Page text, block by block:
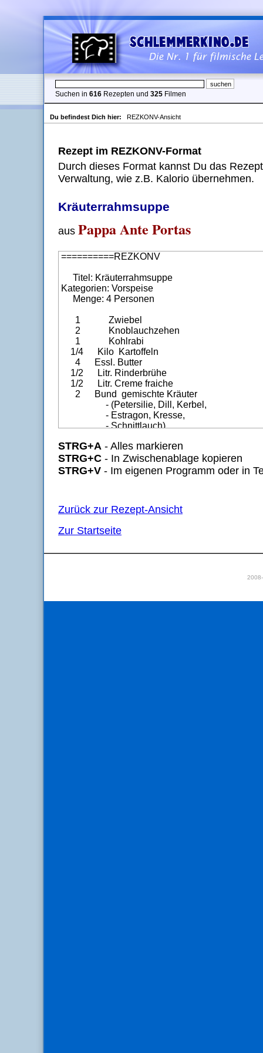
Suchen in 616 Rezepten und 325 Filmen
Du befindest Dich hier: REZKONV-Ansicht
Rezept im REZKONV-Format
Durch dieses Format kannst Du das
Verwaltung, wie z.B. Kalorio übernehmen.
Kräuterrahmsuppe
aus Pappa Ante Portas
STRG+A - Alles markieren
STRG+C - In Zwischenablage kopieren
STRG+V - Im eigenen Programm oder in
Zurück zur Rezept-Ansicht
Zur Startseite